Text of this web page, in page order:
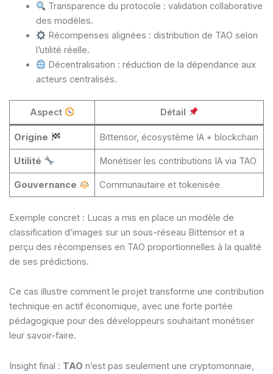
Transparence du protocole : validation collaborative
des modèles.
Récompenses alignées : distribution de TAO selon
l’utilité réelle.
Décentralisation : réduction de la dépendance aux
acteurs centralisés.
Aspect Détail
Origine Bittensor, écosystème IA + blockchain
Utilité Monétiser les contributions IA via TAO
Gouvernance Communautaire et tokenisée
Exemple concret : Lucas a mis en place un modèle de
classification d’images sur un sous-réseau Bittensor et a
perçu des récompenses en TAO proportionnelles à la qualité
de ses prédictions.
Ce cas illustre comment le projet transforme une contribution
technique en actif économique, avec une forte portée
pédagogique pour des développeurs souhaitant monétiser
leur savoir-faire.
Insight final : TAO n’est pas seulement une cryptomonnaie,